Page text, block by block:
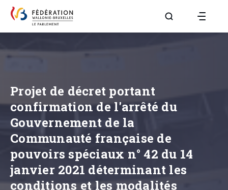
Aller à la page
Projet de décret portant
confirmation de l'arrêté du
Gouvernement de la
Communauté française de
pouvoirs spéciaux n° 42 du 14
janvier 2021 déterminant les
conditions et les modalités